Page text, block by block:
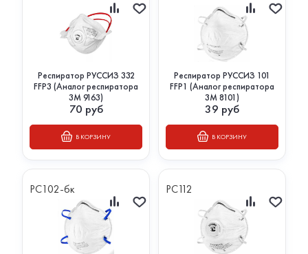
Респиратор РУССИЗ 332
FFP3 (Аналог респиратора
3М 9163)
70 руб
В КОРЗИНУ
Респиратор РУССИЗ 101
FFP1 (Аналог респиратора
3М 8101)
39 руб
В КОРЗИНУ
РС102-бк РС112